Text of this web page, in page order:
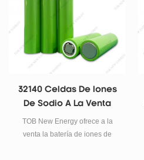
prismáticas y de bolsa, ajuste de
capacidad de 100 mAh a 5000
Ah y sistemas de baterías NCM,
LFP y de estado sólido.
32140 Celdas De Iones
De Sodio A La Venta
TOB New Energy ofrece a la
venta la batería de iones de